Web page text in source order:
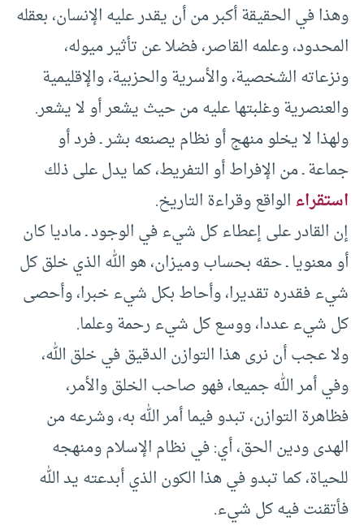
وهذا في الحقيقة أكبر من أن يقدر عليه الإنسان، بعقله
المحدود، وعلمه القاصر، فضلا عن تأثير ميوله،
ونزعاته الشخصية، والأسرية والحزبية، والإقليمية
والعنصرية وغلبتها عليه من حيث يشعر أو لا يشعر.
ولهذا لا يخلو منهج أو نظام يصنعه بشر ـ فرد أو
جماعة ـ من الإفراط أو التفريط، كما يدل على ذلك
استقراءالواقع وقراءة التاريخ.
إن القادر على إعطاء كل شيء في الوجود ـ ماديا كان
أو معنويا ـ حقه بحساب وميزان، هو الله الذي خلق كل
شيء فقدره تقديرا، وأحاط بكل شيء خبرا، وأحصى
كل شيء عددا، ووسع كل شيء رحمة وعلما.
ولا عجب أن نرى هذا التوازن الدقيق في خلق الله،
وفي أمر الله جميعا، فهو صاحب الخلق والأمر،
فظاهرة التوازن، تبدو فيما أمر الله به، وشرعه من
الهدى ودين الحق، أي: في نظام الإسلام ومنهجه
للحياة، كما تبدو في هذا الكون الذي أبدعته يد الله
فأتقنت فيه كل شيء.